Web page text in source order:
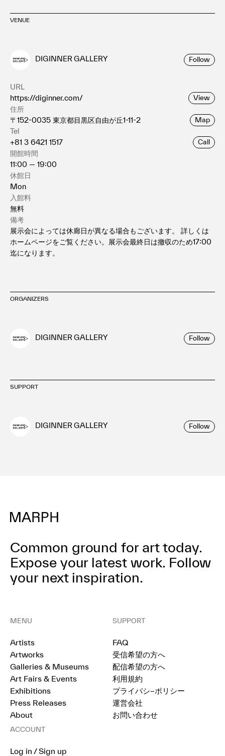
VENUE
DIGINNER GALLERY Follow
URL
https://diginner.com/
View
住所
〒152-0035 東京都目黒区自由が丘1-11-2
Map
Tel
+81 3 6421 1517
Call
開館時間
11:00 — 19:00
休館日
Mon
入館料
無料
備考
展示会によっては休廊日が異なる場合もございます。 詳しくは
ホームページをご覧ください。展示会最終日は撤収のため17:00
迄になります。
ORGANIZERS
DIGINNER GALLERY Follow
SUPPORT
DIGINNER GALLERY Follow
Common ground for art today.
Expose your latest work. Follow
your next inspiration.
MENU
Artists
Artworks
Galleries & Museums
Art Fairs & Events
Exhibitions
Press Releases
About
SUPPORT
FAQ
受信希望の方へ
配信希望の方へ
利用規約
プライバシ−ポリシー
運営会社
お問い合わせ
ACCOUNT
Log in / Sign up